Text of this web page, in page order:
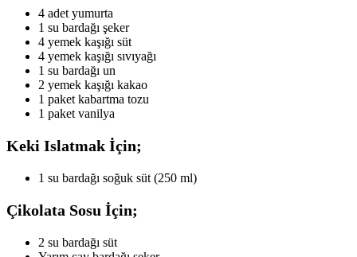
4 adet yumurta
1 su bardağı şeker
4 yemek kaşığı süt
4 yemek kaşığı sıvıyağı
1 su bardağı un
2 yemek kaşığı kakao
1 paket kabartma tozu
1 paket vanilya
Keki Islatmak İçin;
1 su bardağı soğuk süt (250 ml)
Çikolata Sosu İçin;
2 su bardağı süt